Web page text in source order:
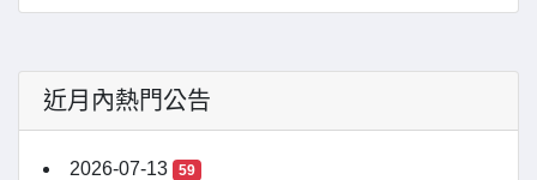
近月內熱門公告
2026-07-13 59